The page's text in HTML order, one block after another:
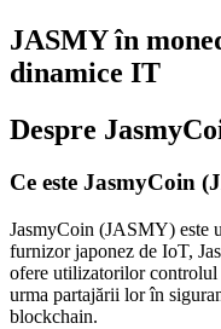
JASMY în
dinamice IT
Despre
Ce este JasmyCoin
JasmyCoin (JASMY) este
furnizor japonez de IoT,
ofere utilizatorilor controlul
urma partajării lor în
blockchain.